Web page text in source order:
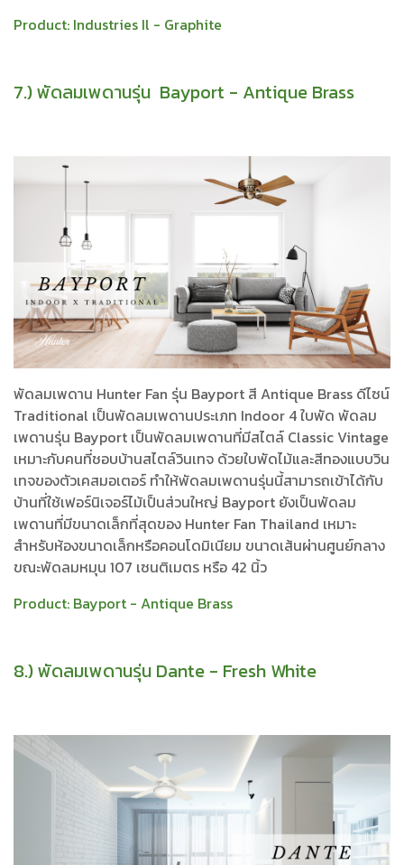
Product: Industries Il - Graphite
7.) พัดลมเพดานรุ่น Bayport - Antique Brass
พัดลมเพดาน Hunter Fan รุ่น Bayport สี Antique Brass ดีไซน์
Traditional เป็นพัดลมเพดานประเภท Indoor 4 ใบพัด พัดลม
เพดานรุ่น Bayport เป็นพัดลมเพดานที่มีสไตล์ Classic Vintage
เหมาะกับคนที่ชอบบ้านสไตล์วินเทจ ด้วยใบพัดไม้และสีทองแบบวิน
เทจของตัวเคสมอเตอร์ ทำให้พัดลมเพดานรุ่นนี้สามารถเข้าได้กับ
บ้านที่ใช้เฟอร์นิเจอร์ไม้เป็นส่วนใหญ่ Bayport ยังเป็นพัดลม
เพดานที่มีขนาดเล็กที่สุดของ Hunter Fan Thailand เหมาะ
สำหรับห้องขนาดเล็กหรือคอนโดมิเนียม ขนาดเส้นผ่านศูนย์กลาง
ขณะพัดลมหมุน 107 เซนติเมตร หรือ 42 นิ้ว
Product: Bayport - Antique Brass
8.) พัดลมเพดานรุ่น Dante - Fresh White